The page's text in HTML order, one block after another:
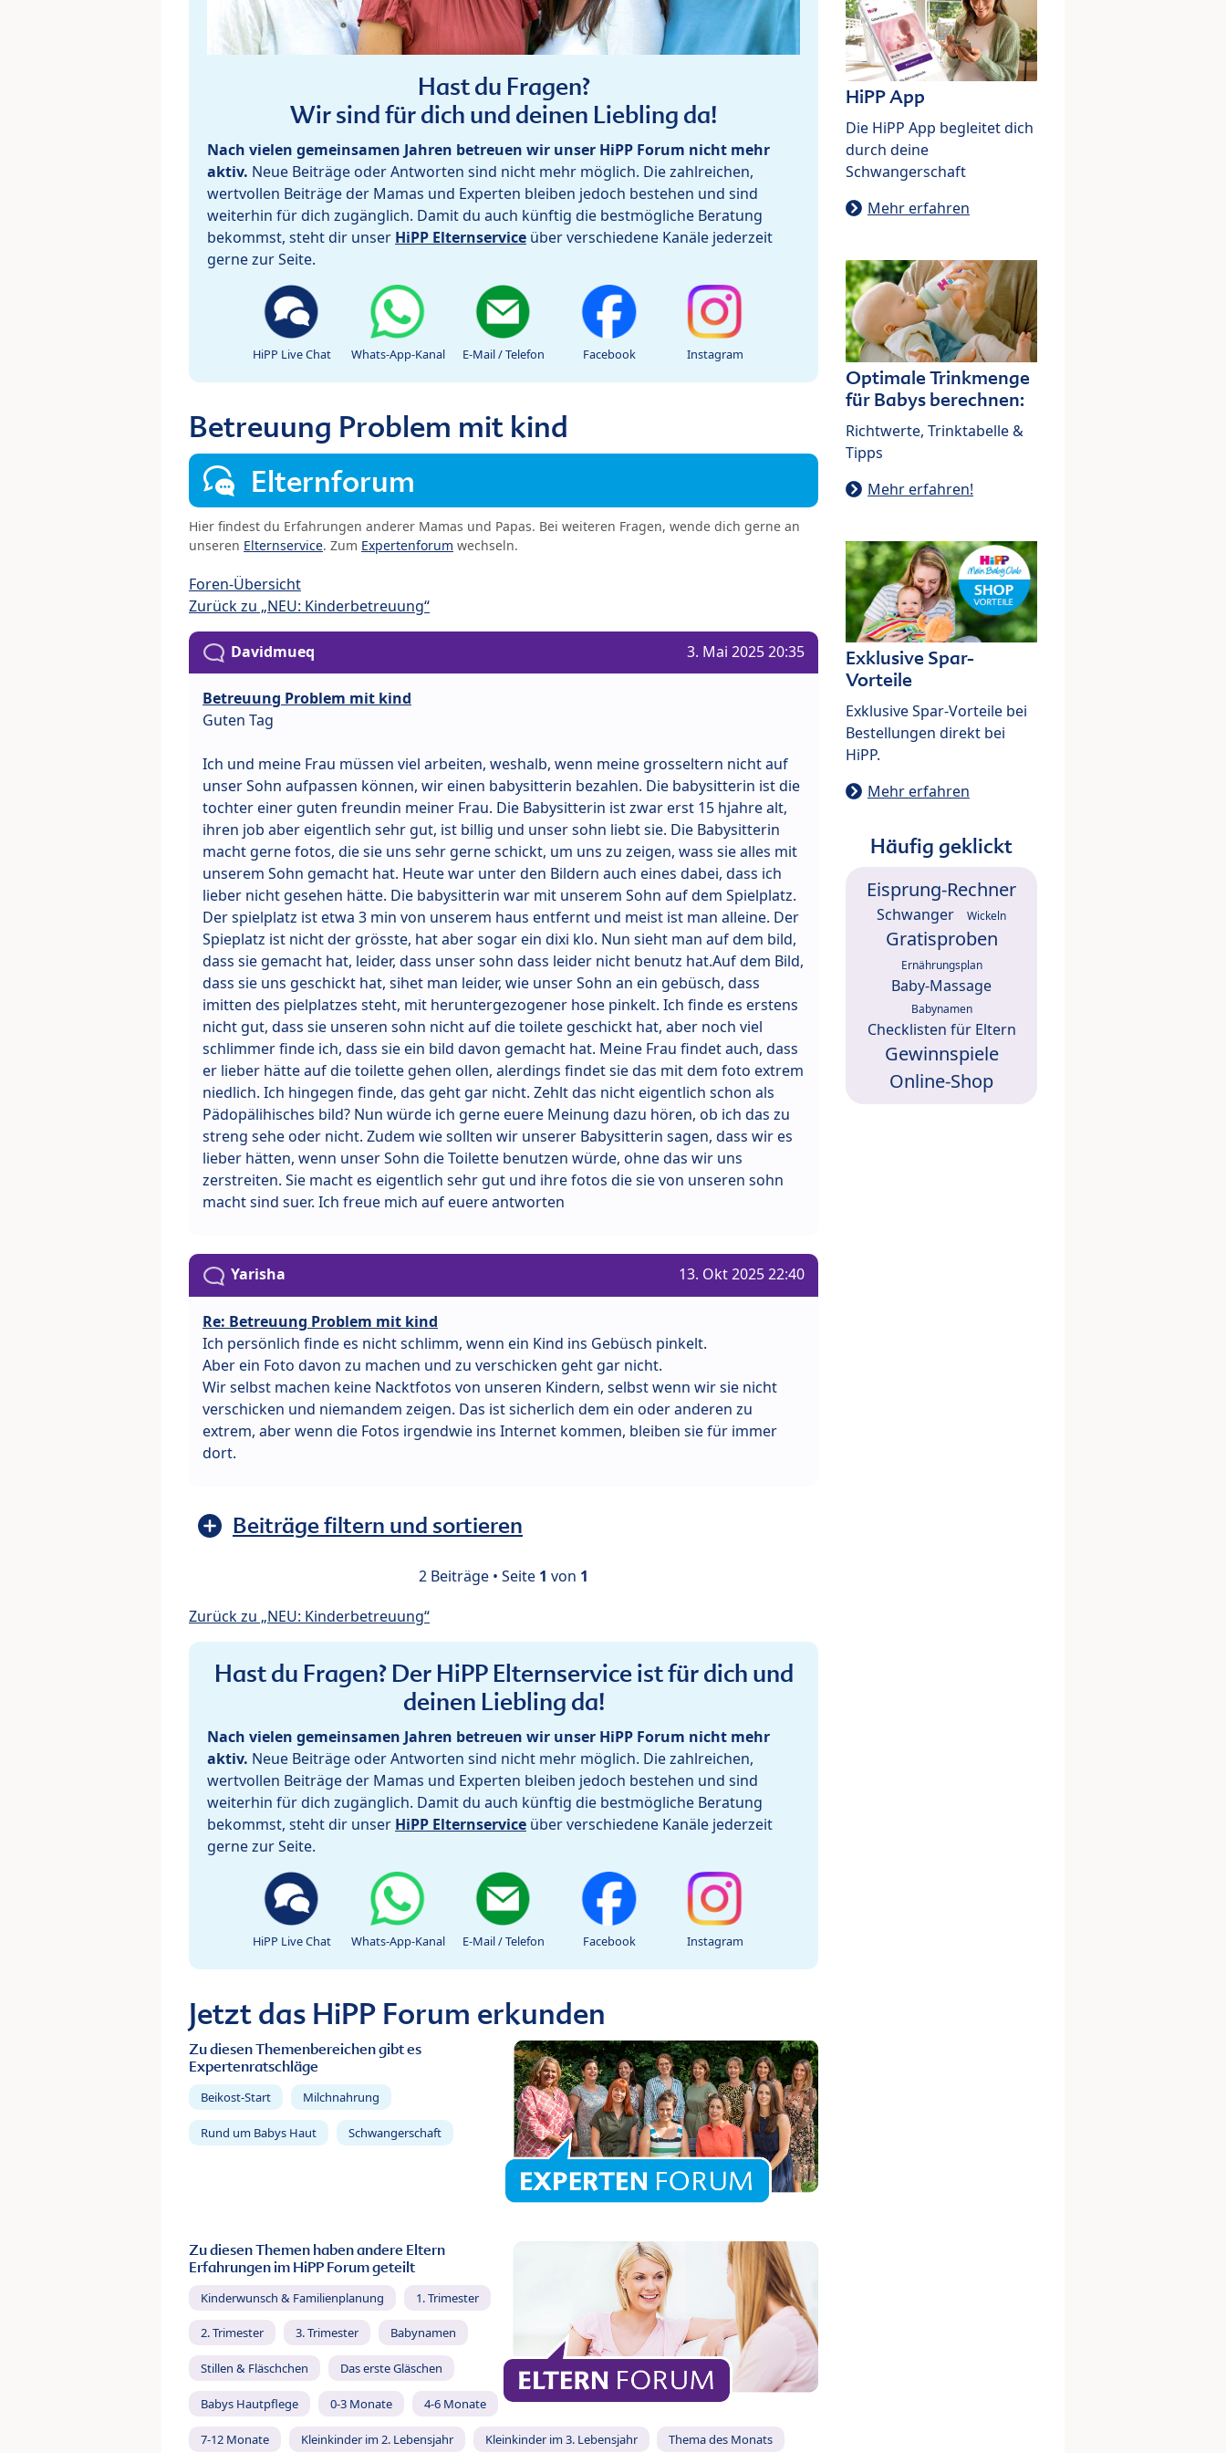
Hast du Fragen?
Wir sind für dich und deinen Liebling da!
Nach vielen gemeinsamen Jahren betreuen wir unser HiPP Forum nicht mehr
aktiv. Neue Beiträge oder Antworten sind nicht mehr möglich. Die zahlreichen,
wertvollen Beiträge der Mamas und Experten bleiben jedoch bestehen und sind
weiterhin für dich zugänglich. Damit du auch künftig die bestmögliche Beratung
bekommst, steht dir unser HiPP Elternservice über verschiedene Kanäle jederzeit
gerne zur Seite.
HiPP Live Chat Whats-App-Kanal E-Mail / Telefon Facebook Instagram
Betreuung Problem mit kind
Elternforum
Hier findest du Erfahrungen anderer Mamas und Papas. Bei weiteren Fragen, wende dich gerne an
unseren Elternservice. Zum Expertenforum wechseln.
Foren-Übersicht
Zurück zu „NEU: Kinderbetreuung“
Davidmueq 3. Mai 2025 20:35
Betreuung Problem mit kind
Guten Tag
Ich und meine Frau müssen viel arbeiten, weshalb, wenn meine grosseltern nicht auf
unser Sohn aufpassen können, wir einen babysitterin bezahlen. Die babysitterin ist die
tochter einer guten freundin meiner Frau. Die Babysitterin ist zwar erst 15 hjahre alt,
ihren job aber eigentlich sehr gut, ist billig und unser sohn liebt sie. Die Babysitterin
macht gerne fotos, die sie uns sehr gerne schickt, um uns zu zeigen, wass sie alles mit
unserem Sohn gemacht hat. Heute war unter den Bildern auch eines dabei, dass ich
lieber nicht gesehen hätte. Die babysitterin war mit unserem Sohn auf dem Spielplatz.
Der spielplatz ist etwa 3 min von unserem haus entfernt und meist ist man alleine. Der
Spieplatz ist nicht der grösste, hat aber sogar ein dixi klo. Nun sieht man auf dem bild,
dass sie gemacht hat, leider, dass unser sohn dass leider nicht benutz hat.Auf dem Bild,
dass sie uns geschickt hat, sihet man leider, wie unser Sohn an ein gebüsch, dass
imitten des pielplatzes steht, mit heruntergezogener hose pinkelt. Ich finde es erstens
nicht gut, dass sie unseren sohn nicht auf die toilete geschickt hat, aber noch viel
schlimmer finde ich, dass sie ein bild davon gemacht hat. Meine Frau findet auch, dass
er lieber hätte auf die toilette gehen ollen, alerdings findet sie das mit dem foto extrem
niedlich. Ich hingegen finde, das geht gar nicht. Zehlt das nicht eigentlich schon als
Pädopälihisches bild? Nun würde ich gerne euere Meinung dazu hören, ob ich das zu
streng sehe oder nicht. Zudem wie sollten wir unserer Babysitterin sagen, dass wir es
lieber hätten, wenn unser Sohn die Toilette benutzen würde, ohne das wir uns
zerstreiten. Sie macht es eigentlich sehr gut und ihre fotos die sie von unseren sohn
macht sind suer. Ich freue mich auf euere antworten
Yarisha 13. Okt 2025 22:40
Re: Betreuung Problem mit kind
Ich persönlich finde es nicht schlimm, wenn ein Kind ins Gebüsch pinkelt.
Aber ein Foto davon zu machen und zu verschicken geht gar nicht.
Wir selbst machen keine Nacktfotos von unseren Kindern, selbst wenn wir sie nicht
verschicken und niemandem zeigen. Das ist sicherlich dem ein oder anderen zu
extrem, aber wenn die Fotos irgendwie ins Internet kommen, bleiben sie für immer
dort.
Beiträge filtern und sortieren
2 Beiträge • Seite 1 von 1
Zurück zu „NEU: Kinderbetreuung“
Hast du Fragen? Der HiPP Elternservice ist für dich und
deinen Liebling da!
Nach vielen gemeinsamen Jahren betreuen wir unser HiPP Forum nicht mehr
aktiv. Neue Beiträge oder Antworten sind nicht mehr möglich. Die zahlreichen,
wertvollen Beiträge der Mamas und Experten bleiben jedoch bestehen und sind
weiterhin für dich zugänglich. Damit du auch künftig die bestmögliche Beratung
bekommst, steht dir unser HiPP Elternservice über verschiedene Kanäle jederzeit
gerne zur Seite.
HiPP Live Chat Whats-App-Kanal E-Mail / Telefon Facebook Instagram
Jetzt das HiPP Forum erkunden
Zu diesen Themenbereichen gibt es
Expertenratschläge
Beikost-Start Milchnahrung
Rund um Babys Haut Schwangerschaft
Zu diesen Themen haben andere Eltern
Erfahrungen im HiPP Forum geteilt
Kinderwunsch & Familienplanung 1. Trimester
2. Trimester 3. Trimester Babynamen
Stillen & Fläschchen Das erste Gläschen
Babys Hautpflege 0-3 Monate 4-6 Monate
7-12 Monate Kleinkinder im 2. Lebensjahr Kleinkinder im 3. Lebensjahr Thema des Monats
HiPP App
Die HiPP App begleitet dich
durch deine
Schwangerschaft
Mehr erfahren
Optimale Trinkmenge
für Babys berechnen:
Richtwerte, Trinktabelle &
Tipps
Mehr erfahren!
Exklusive Spar-
Vorteile
Exklusive Spar-Vorteile bei
Bestellungen direkt bei
HiPP.
Mehr erfahren
Häufig geklickt
Eisprung-Rechner
Schwanger Wickeln
Gratisproben
Ernährungsplan
Baby-Massage
Babynamen
Checklisten für Eltern
Gewinnspiele
Online-Shop